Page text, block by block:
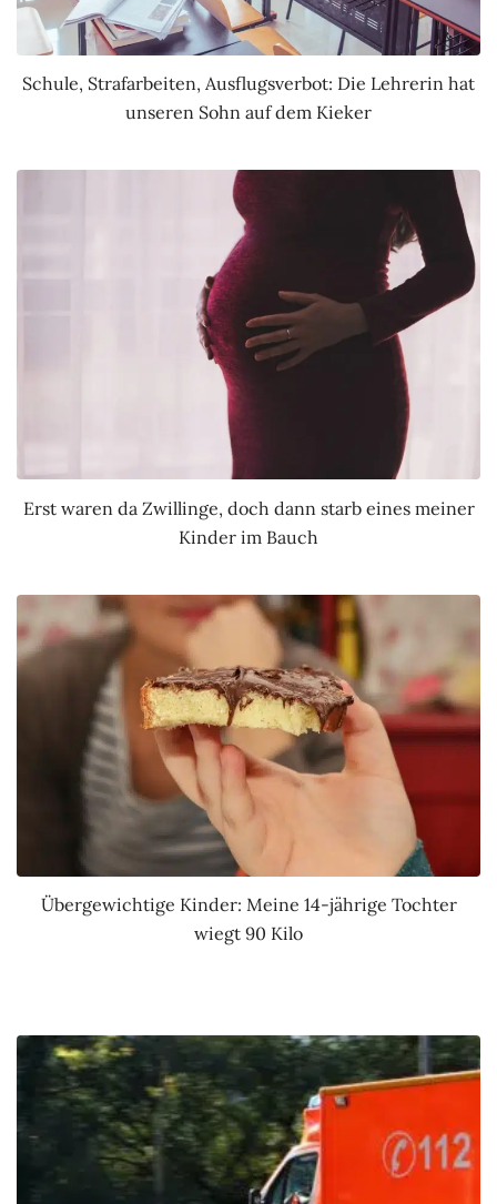
Schule, Strafarbeiten, Ausflugsverbot: Die Lehrerin hat
unseren Sohn auf dem Kieker
Erst waren da Zwillinge, doch dann starb eines meiner
Kinder im Bauch
Übergewichtige Kinder: Meine 14-jährige Tochter
wiegt 90 Kilo